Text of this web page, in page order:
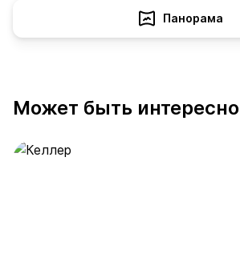
Панорама
Может быть интересно